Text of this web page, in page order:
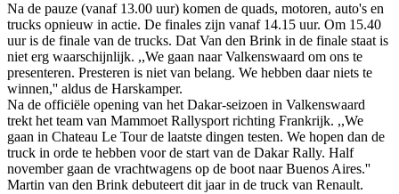
Na de pauze (vanaf 13.00 uur) komen de quads, motoren, auto's en
trucks opnieuw in actie. De finales zijn vanaf 14.15 uur. Om 15.40
uur is de finale van de trucks. Dat Van den Brink in de finale staat is
niet erg waarschijnlijk. ,,We gaan naar Valkenswaard om ons te
presenteren. Presteren is niet van belang. We hebben daar niets te
winnen,'' aldus de Harskamper.
Na de officiële opening van het Dakar-seizoen in Valkenswaard
trekt het team van Mammoet Rallysport richting Frankrijk. ,,We
gaan in Chateau Le Tour de laatste dingen testen. We hopen dan de
truck in orde te hebben voor de start van de Dakar Rally. Half
november gaan de vrachtwagens op de boot naar Buenos Aires.''
Martin van den Brink debuteert dit jaar in de truck van Renault.